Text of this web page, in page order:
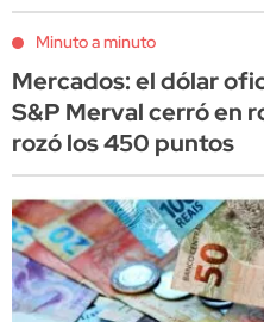
Minuto a minuto
Mercados: el dólar
S&P Merval cerró en
rozó los 450 puntos